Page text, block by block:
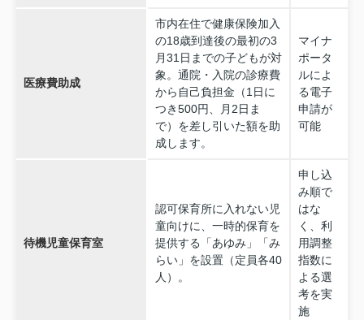
医療費助成
市内在住で健康保険加入
の18歳到達後の最初の3
月31日までの子どもが対
象。通院・入院の診療費
から自己負担金（1日に
つき500円、月2日ま
で）を差し引いた額を助
成します。
マイナ
ポータ
ルによ
る電子
申請が
可能
待機児童保育室
認可保育所に入れない児
童向けに、一時的保育を
提供する「あゆみ」「み
らい」を設置（定員各40
人）。
申し込
み順で
はな
く、利
用調整
指数に
よる選
考を実
施